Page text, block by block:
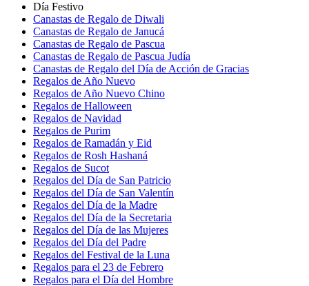
Día Festivo
Canastas de Regalo de Diwali
Canastas de Regalo de Janucá
Canastas de Regalo de Pascua
Canastas de Regalo de Pascua Judía
Canastas de Regalo del Día de Acción de Gracias
Regalos de Año Nuevo
Regalos de Año Nuevo Chino
Regalos de Halloween
Regalos de Navidad
Regalos de Purim
Regalos de Ramadán y Eid
Regalos de Rosh Hashaná
Regalos de Sucot
Regalos del Día de San Patricio
Regalos del Día de San Valentín
Regalos del Día de la Madre
Regalos del Día de la Secretaria
Regalos del Día de las Mujeres
Regalos del Día del Padre
Regalos del Festival de la Luna
Regalos para el 23 de Febrero
Regalos para el Día del Hombre